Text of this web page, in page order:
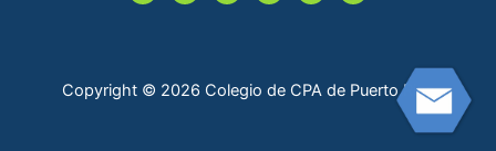
Copyright © 2026 Colegio de CPA de Puerto Rico